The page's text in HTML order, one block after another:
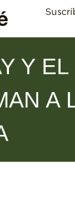
Y EL
A